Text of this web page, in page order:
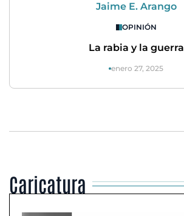
Jaime E. Arango
OPINIÓN
La rabia y la guerra
enero 27, 2025
Caricatura